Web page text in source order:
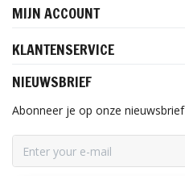
MIJN ACCOUNT
KLANTENSERVICE
NIEUWSBRIEF
Abonneer je op onze